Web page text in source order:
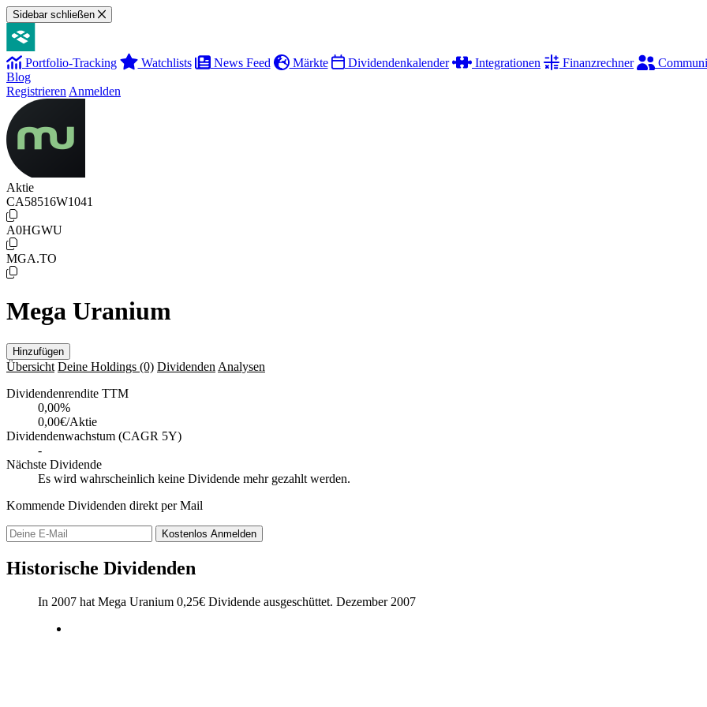
Sidebar schließen
Portfolio-Tracking Watchlists News Feed Märkte Dividendenkalender Integrationen Finanzrechner
Blog
Registrieren Anmelden
Aktie
CA58516W1041
A0HGWU
MGA.TO
Mega Uranium
Hinzufügen
Übersicht Deine Holdings (0) Dividenden Analysen
Dividendenrendite TTM
0,00%
0,00€/Aktie
Dividendenwachstum (CAGR 5Y)
-
Nächste Dividende
Es wird wahrscheinlich keine Dividende mehr gezahlt werden.
Kommende Dividenden direkt per Mail
Kostenlos Anmelden
Historische Dividenden
In 2007 hat Mega Uranium 0,25€ Dividende ausgeschüttet. Dezember 2007